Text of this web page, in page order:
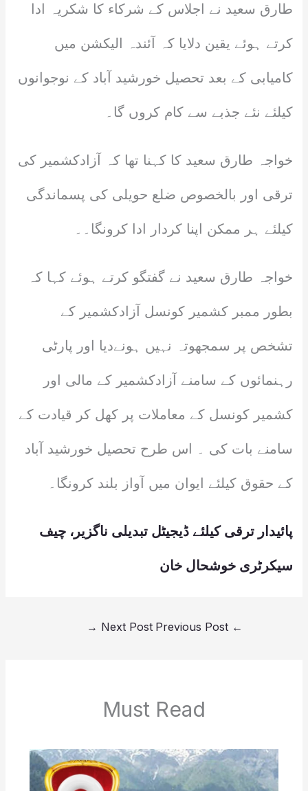
طارق سعید نے اجلاس کے شرکاء کا شکریہ ادا
کرتے ہوئے یقین دلایا کہ آئندہ الیکشن میں
کامیابی کے بعد تحصیل خورشید آباد کے نوجوانوں
کیلئے نئے جذبے سے کام کروں گا۔
خواجہ طارق سعید کا کہنا تھا کہ آزادکشمیر کی
ترقی اور بالخصوص ضلع حویلی کی پسماندگی
کیلئے ہر ممکن اپنا کردار ادا کرونگا۔۔
خواجہ طارق سعید نے گفتگو کرتے ہوئے کہا کہ
بطور ممبر کشمیر کونسل آزادکشمیر کے
تشخص پر سمجھوتہ نہیں ہونےدیا اور پارٹی
رہنمائوں کے سامنے آزادکشمیر کے مالی اور
کشمیر کونسل کے معاملات پر کھل کر قیادت کے
سامنے بات کی ۔ اس طرح تحصیل خورشید آباد
کے حقوق کیلئے ایوان میں آواز بلند کرونگا۔
پائیدار ترقی کیلئے ڈیجیٹل تبدیلی ناگزیر، چیف
سیکرٹری خوشحال خان
←
Next Post
→
Must Read